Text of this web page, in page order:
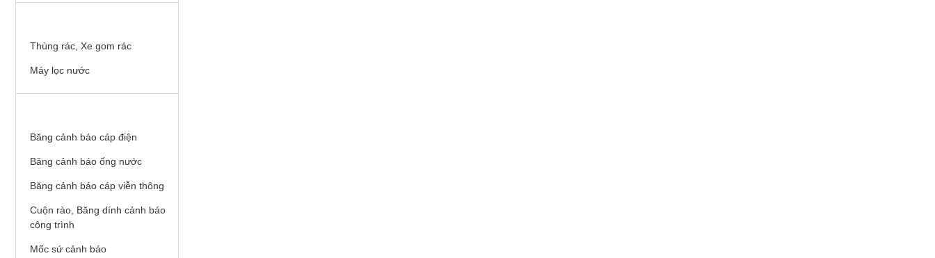
Thùng rác, Xe gom rác
Máy lọc nước
Băng cảnh báo cáp điện
Băng cảnh báo ống nước
Băng cảnh báo cáp viễn thông
Cuộn rào, Băng dính cảnh báo
công trình
Mốc sứ cảnh báo